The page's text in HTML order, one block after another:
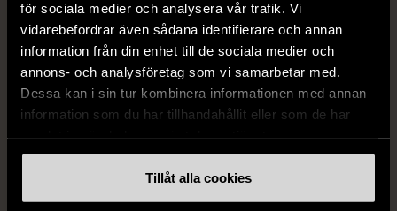
för sociala medier och analysera vår trafik. Vi
vidarebefordrar även sådana identifierare och annan
information från din enhet till de sociala medier och
annons- och analysföretag som vi samarbetar med.
Dessa kan i sin tur kombinera informationen med annan
information som du har tillhandahållit eller som de har
Tillåt alla cookies
1/5
HAGLÖFS
Haglöfs leftover mimic
mitten vadderade
tumvantar med
quiltmönster
S (34-36)
199 kr
1/5
TIGER OF SWEDEN
Tiger of Sweden Läder
väska med axelrem
Gott skick
999 kr